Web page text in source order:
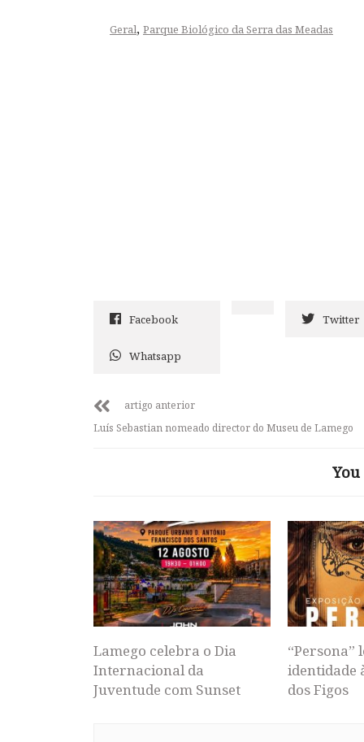
Geral, Parque Biológico da Serra das Meadas
Facebook Twitter
Whatsapp
artigo anterior
Luís Sebastian nomeado director do Museu de Lamego
Lamego celebra o Dia
Internacional da
Juventude com Sunset
“Persona”
identidade
dos Figos